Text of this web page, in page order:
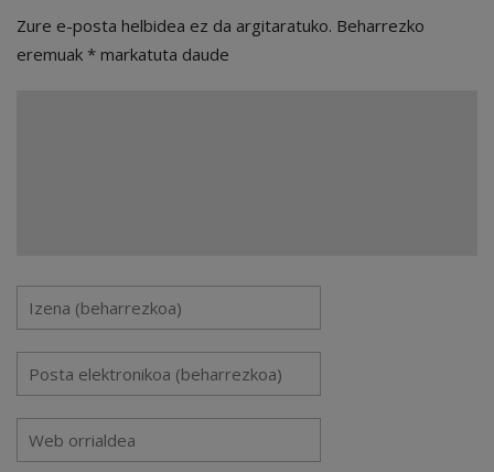
Zure e-posta helbidea ez da argitaratuko. Beharrezko
eremuak * markatuta daude